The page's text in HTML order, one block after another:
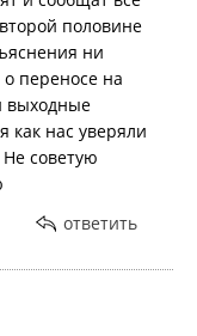
количества
страны
на Вашу
их
задержка.
эти
их
вновь
"Мосты
половине
ни
переносе на
выходные
как нас уверяли
советую
ответить